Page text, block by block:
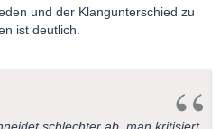
und der Klangunterschied zu
ist deutlich.
schlechter ab, man kritisiert